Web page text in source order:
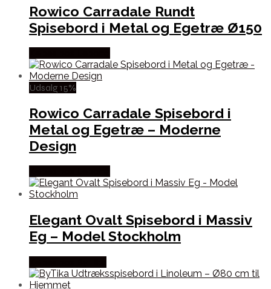
Rowico Carradale Rundt
Spisebord i Metal og Egetræ Ø150
Udsalg 15%
Rowico Carradale Spisebord i
Metal og Egetræ – Moderne
Design
Elegant Ovalt Spisebord i Massiv
Eg – Model Stockholm